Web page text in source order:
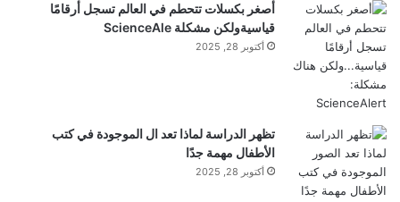
أصغر بكسلات تتحطم في العالم تسجل أرقامًا
قياسيةولكن مشكلة ScienceAle
أكتوبر 28, 2025
تظهر الدراسة لماذا تعد ال الموجودة في كتب
الأطفال مهمة جدًا
أكتوبر 28, 2025